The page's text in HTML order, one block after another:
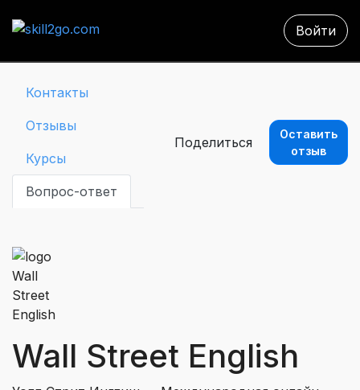
Войти
Контакты
Отзывы
Курсы
Вопрос-ответ
Поделиться
Оставить
отзыв
Wall Street English